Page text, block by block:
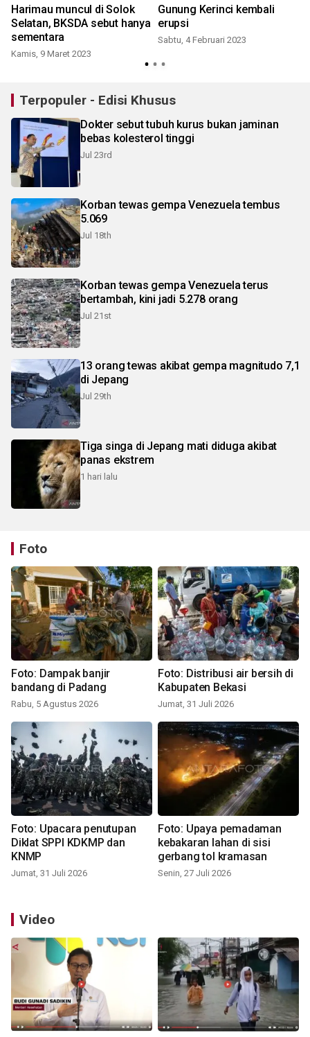
Harimau muncul di Solok
Selatan, BKSDA sebut hanya
sementara
Kamis, 9 Maret 2023
Gunung Kerinci kembali
erupsi
Sabtu, 4 Februari 2023
Terpopuler - Edisi Khusus
Dokter sebut tubuh kurus bukan jaminan
bebas kolesterol tinggi
Jul 23rd
Korban tewas gempa Venezuela tembus
5.069
Jul 18th
Korban tewas gempa Venezuela terus
bertambah, kini jadi 5.278 orang
Jul 21st
13 orang tewas akibat gempa magnitudo 7,1
di Jepang
Jul 29th
Tiga singa di Jepang mati diduga akibat
panas ekstrem
1 hari lalu
Foto
Foto: Dampak banjir
bandang di Padang
Rabu, 5 Agustus 2026
Foto: Distribusi air bersih di
Kabupaten Bekasi
Jumat, 31 Juli 2026
Foto: Upacara penutupan
Diklat SPPI KDKMP dan
KNMP
Jumat, 31 Juli 2026
Foto: Upaya pemadaman
kebakaran lahan di sisi
gerbang tol kramasan
Senin, 27 Juli 2026
Video